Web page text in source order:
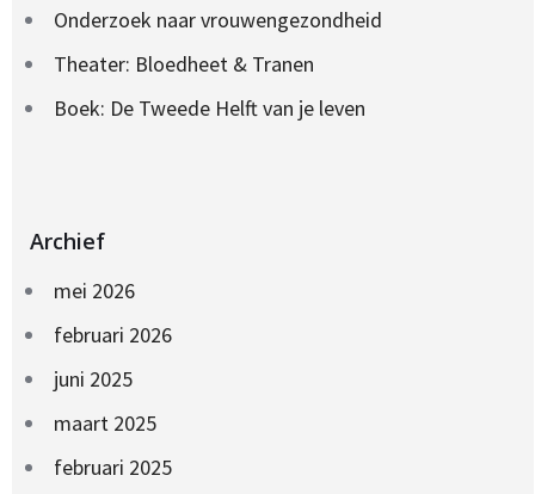
Onderzoek naar vrouwengezondheid
Theater: Bloedheet & Tranen
Boek: De Tweede Helft van je leven
Archief
mei 2026
februari 2026
juni 2025
maart 2025
februari 2025